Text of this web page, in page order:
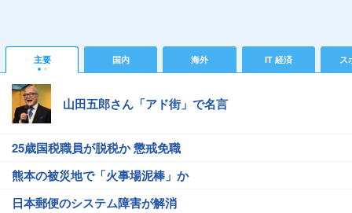
主要 国内 海外 IT 経済 ス
山田五郎さん「アド街」で名言
25歳国税職員が脱税か 懲戒免職
熊本の被災地で「火事場泥棒」か
日本郵便のシステム障害が解消